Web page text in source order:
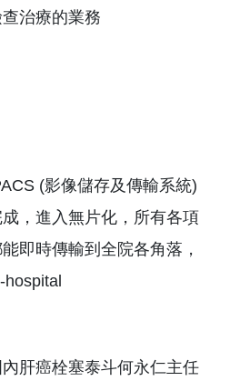
治療的業務
(影像儲存及傳輸系統)
，進入無片化，所有各項
即時傳輸到全院各角落，
肝癌栓塞泰斗何永仁主任